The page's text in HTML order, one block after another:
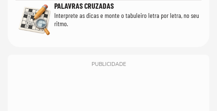
PALAVRAS CRUZADAS
Interprete as dicas e monte o tabuleiro letra por letra, no seu
ritmo.
PUBLICIDADE